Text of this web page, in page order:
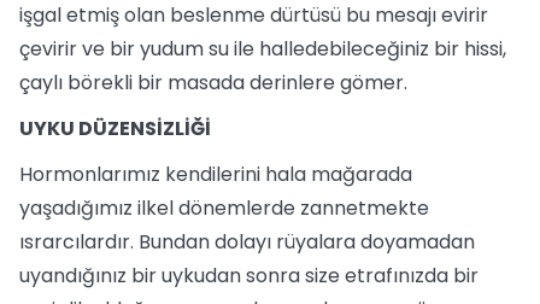
işgal etmiş olan beslenme dürtüsü bu mesajı evirir
çevirir ve bir yudum su ile halledebileceğiniz bir hissi,
çaylı börekli bir masada derinlere gömer.
UYKU DÜZENSİZLİĞİ
Hormonlarımız kendilerini hala mağarada
yaşadığımız ilkel dönemlerde zannetmekte
ısrarcılardır. Bundan dolayı rüyalara doyamadan
uyandığınız bir uykudan sonra size etrafınızda bir